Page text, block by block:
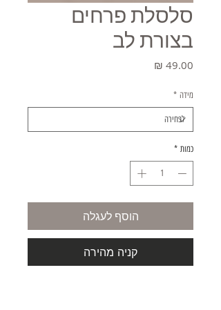
סלסלת פרחים
בצורת לב
מידה *
כמות *
הוסף לעגלה
קניה מהירה